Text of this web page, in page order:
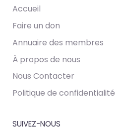
Accueil
Faire un don
Annuaire des membres
À propos de nous
Nous Contacter
Politique de confidentialité
SUIVEZ-NOUS